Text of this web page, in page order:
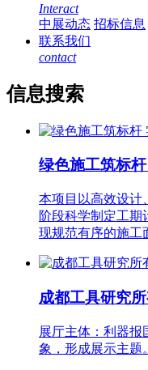
Interact
中展动态 招标信息
联系我们
contact
信息搜索
绿色施工筑标
本项目以高效设计
阶段科学制定工
现规范有序的施工
成都工具研究
展厅主体：利器报
象，形成展示主题。